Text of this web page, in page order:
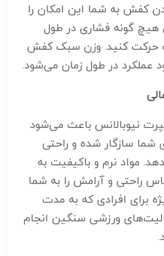
کفش به شما این امکان را
هیچ گونه فشاری در طول
حرکت کنید. وزن سبک کفش
عملکرد در طول زمان می‌شود.
نیوبالانس باعث می‌شود
شما سازگار شده و راحتی
مواد نرم و باکیفیت به
راحتی و آرامش را به شما
برای افرادی که به مدت
ورزشی سنگین انجام